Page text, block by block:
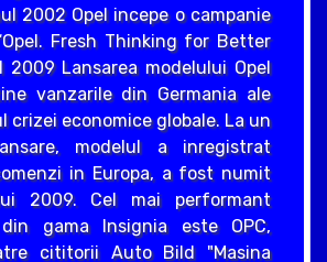
2002 Opel incepe o campanie
Fresh Thinking for Better
2009 Lansarea modelului Opel
vanzarile din Germania ale
crizei economice globale. La un
modelul a inregistrat
in Europa, a fost numit
2009. Cel mai performant
gama Insignia este OPC,
cititorii Auto Bild "Masina